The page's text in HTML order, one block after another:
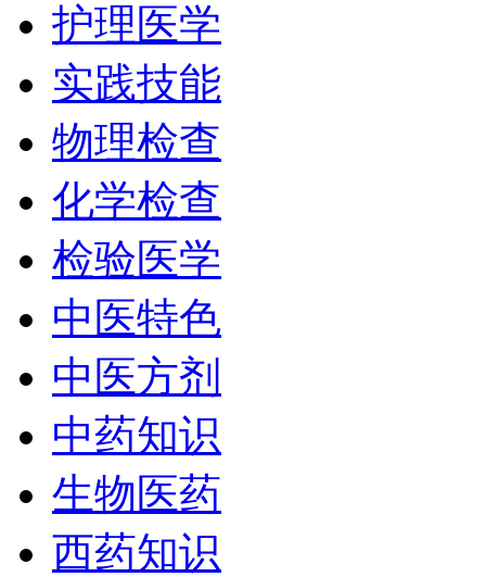
护理医学
实践技能
物理检查
化学检查
检验医学
中医特色
中医方剂
中药知识
生物医药
西药知识